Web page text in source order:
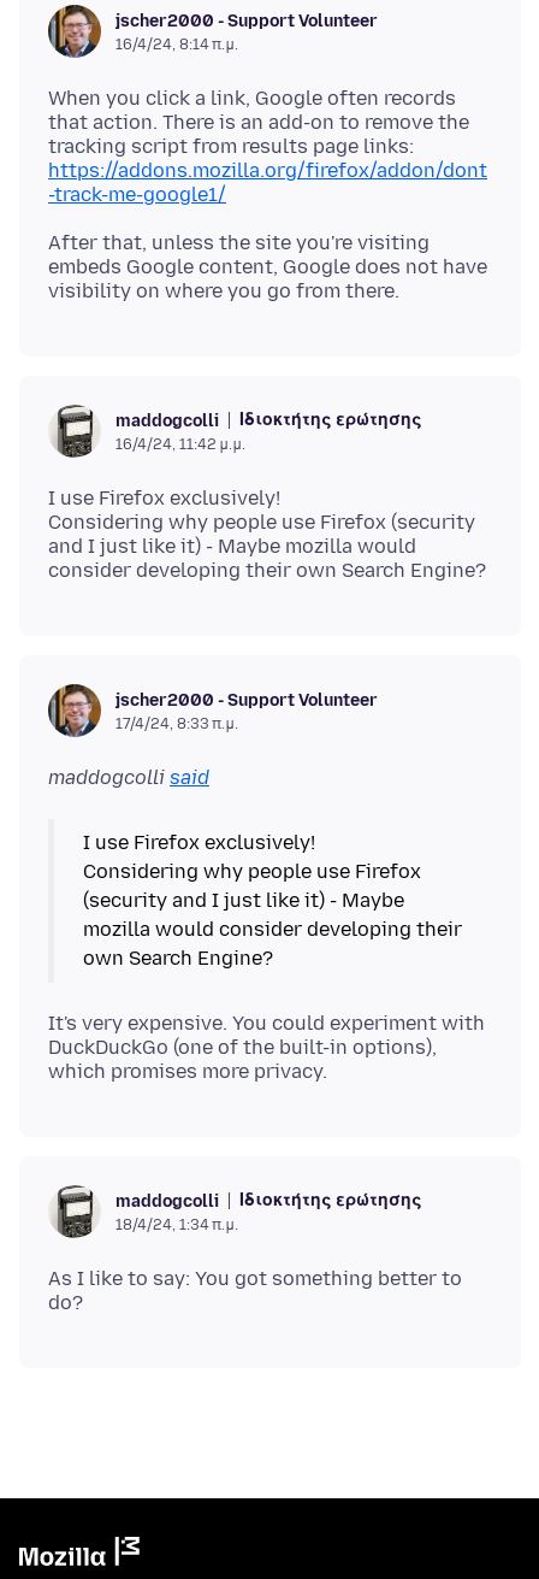
jscher2000 - Support Volunteer
16/4/24, 8:14 π.μ.
When you click a link, Google often records
that action. There is an add-on to remove the
tracking script from results page links:
https://addons.mozilla.org/firefox/addon/dont
-track-me-google1/
After that, unless the site you're visiting
embeds Google content, Google does not have
maddogcolli Ιδιοκτήτης ερώτησης
16/4/24, 11:42 μ.μ.
I use Firefox exclusively!
Considering why people use Firefox (security
and I just like it) - Maybe mozilla would
jscher2000 - Support Volunteer
17/4/24, 8:33 π.μ.
maddogcolli said
I use Firefox exclusively!
Considering why people use Firefox
(security and I just like it) - Maybe
mozilla would consider developing their
It's very expensive. You could experiment with
DuckDuckGo (one of the built-in options),
maddogcolli Ιδιοκτήτης ερώτησης
18/4/24, 1:34 π.μ.
As I like to say: You got something better to